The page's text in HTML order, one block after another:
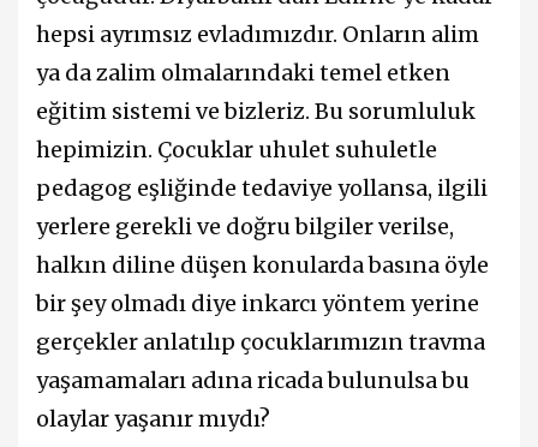
hepsi ayrımsız evladımızdır. Onların alim
ya da zalim olmalarındaki temel etken
eğitim sistemi ve bizleriz. Bu sorumluluk
hepimizin. Çocuklar uhulet suhuletle
pedagog eşliğinde tedaviye yollansa, ilgili
yerlere gerekli ve doğru bilgiler verilse,
halkın diline düşen konularda basına öyle
bir şey olmadı diye inkarcı yöntem yerine
gerçekler anlatılıp çocuklarımızın travma
yaşamamaları adına ricada bulunulsa bu
olaylar yaşanır mıydı?